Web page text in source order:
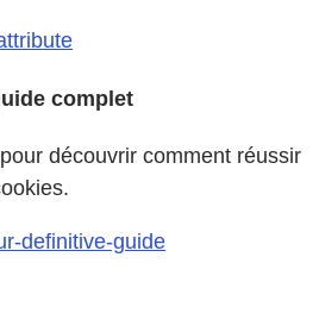
complet
découvrir comment réussir
definitive-guide